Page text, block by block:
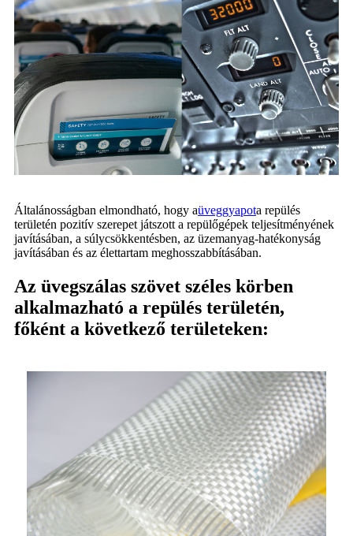
Általánosságban elmondható, hogy aüveggyapota repülés
területén pozitív szerepet játszott a repülőgépek teljesítményének
javításában, a súlycsökkentésben, az üzemanyag-hatékonyság
javításában és az élettartam meghosszabbításában.
Az üvegszálas szövet széles körben
alkalmazható a repülés területén,
főként a következő területeken: